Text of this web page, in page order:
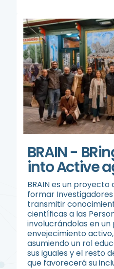
BRAIN -
into Active
BRAIN es un proyecto
formar
transmitir
científicas a las
involucrándolas en
envejecimiento
asumiendo un rol
sus iguales y el resto
que favorecerá su